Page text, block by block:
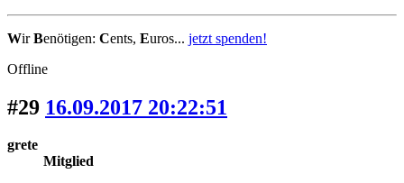
WirBenötigen: Cents, Euros... jetzt spenden!
Offline
#29 16.09.2017 20:22:51
grete
Mitglied